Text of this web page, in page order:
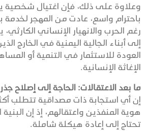
وعلاوة على ذلك، فإن اغتيال
باحترام واسع، عادت من المهجر لخدمة
رغم الحرب والانهيار الإنساني
إلى أبناء الجالية اليمنية في الخارج
العودة للاستثمار في التنمية أو
الإغاثة الإنسانية.
ما بعد الاعتقالات: الحاجة إلى إصلاح
إن أي استجابة ذات مصداقية تتطلب
هوية المنفذين واعتقالهم، إذ إن
تحتاج إلى إعادة هيكلة شاملة.